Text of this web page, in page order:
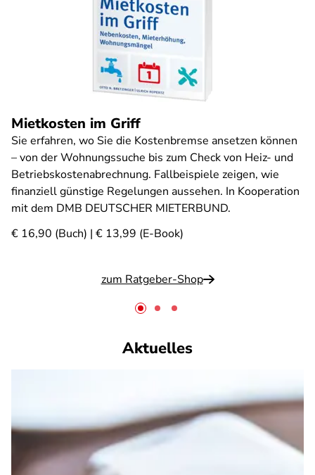
Mietkosten im Griff
Sie erfahren, wo Sie die Kostenbremse ansetzen können
– von der Wohnungssuche bis zum Check von Heiz- und
Betriebskostenabrechnung. Fallbeispiele zeigen, wie
finanziell günstige Regelungen aussehen. In Kooperation
mit dem DMB DEUTSCHER MIETERBUND.
€ 16,90 (Buch) | € 13,99 (E-Book)
zum Ratgeber-Shop
Aktuelles